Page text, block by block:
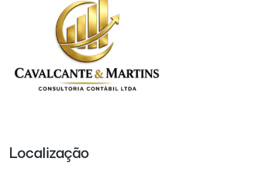
Localização